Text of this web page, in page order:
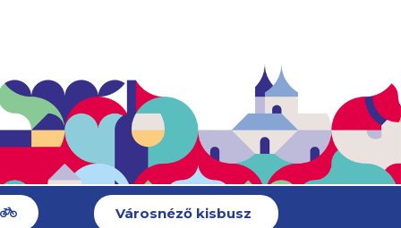
Városnéző kisbusz